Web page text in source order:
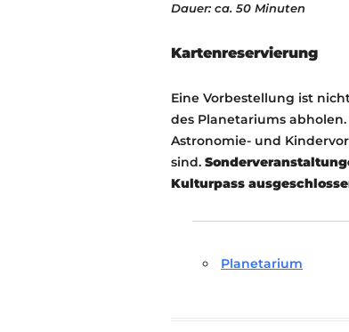
Dauer: ca. 50 Minuten
Kartenreservierung
Eine Vorbestellung ist
des Planetariums
Astronomie- und
sind.
Kulturpass
Planetarium